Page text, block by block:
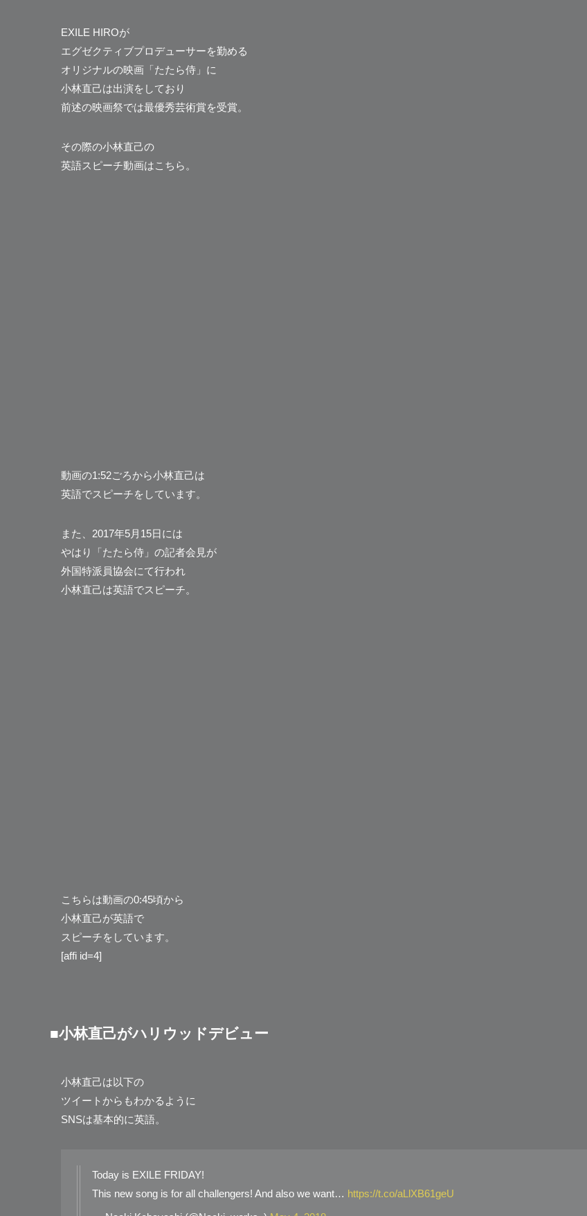
EXILE HIROが
エグゼクティブプロデューサーを勤める
オリジナルの映画「たたら侍」に
小林直己は出演をしており
前述の映画祭では最優秀芸術賞を受賞。
その際の小林直己の
英語スピーチ動画はこちら。
動画の1:52ごろから小林直己は
英語でスピーチをしています。
また、2017年5月15日には
やはり「たたら侍」の記者会見が
外国特派員協会にて行われ
小林直己は英語でスピーチ。
こちらは動画の0:45頃から
小林直己が英語で
スピーチをしています。
[affi id=4]
■小林直己がハリウッドデビュー
小林直己は以下の
ツイートからもわかるように
SNSは基本的に英語。
Today is EXILE FRIDAY!
This new song is for all challengers! And also we want… https://t.co/aLlXB61geU